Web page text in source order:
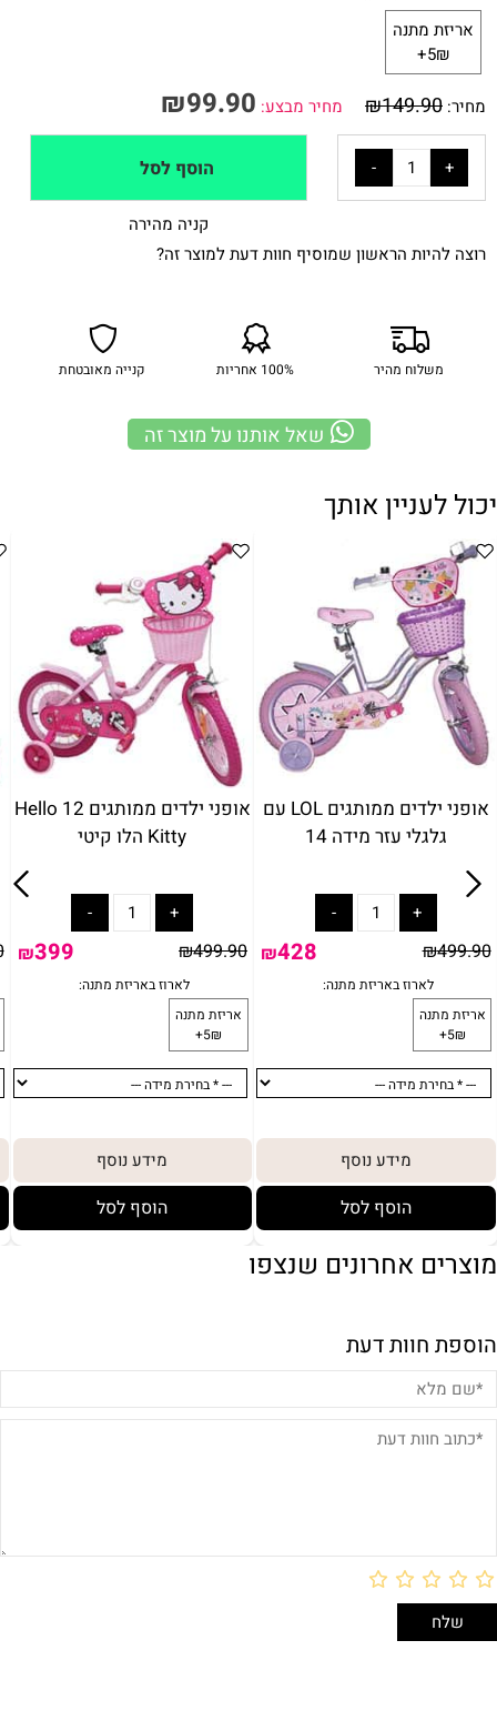
אריזת מתנה
5₪+
מחיר: ₪149.90 מחיר מבצע: ₪99.90
הוסף לסל
קניה מהירה
רוצה להיות הראשון שמוסיף חוות דעת למוצר זה?
משלוח מהיר 100% אחריות קנייה מאובטחת
שאל אותנו על מוצר זה
יכול לעניין אותך
אופני ילדים ממותגים 12 Hello
Kitty הלו קיטי
₪499.90
₪399
לארוז באריזת מתנה:
מידע נוסף
הוסף לסל
אופני ילדים ממותגים LOL עם
גלגלי עזר מידה 14
₪499.90
₪428
מתנה:
מידע נוסף
הוסף לסל
מוצרים אחרונים שנצפו
הוספת חוות דעת